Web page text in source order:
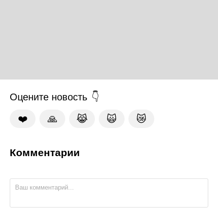
Оцените новость
❤️ 🙏 😹 🙀 😿
Комментарии